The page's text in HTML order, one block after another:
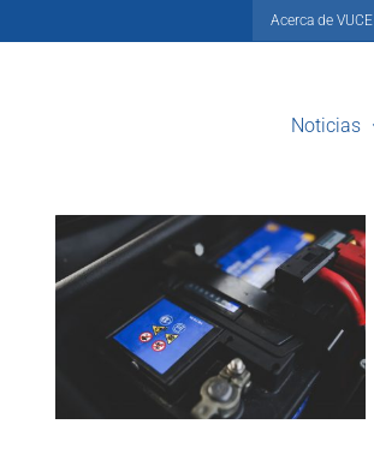
Acerca de VUCE
Noticias